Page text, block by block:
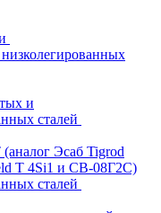
и
сталей
Эсаб Tigrod
T 4Si1 и СВ-08Г2С)
сталей